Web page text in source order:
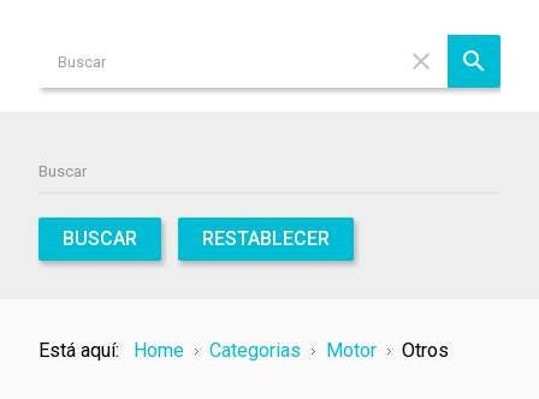
BUSCAR RESTABLECER
Está aquí: Home Categorias Motor Otros